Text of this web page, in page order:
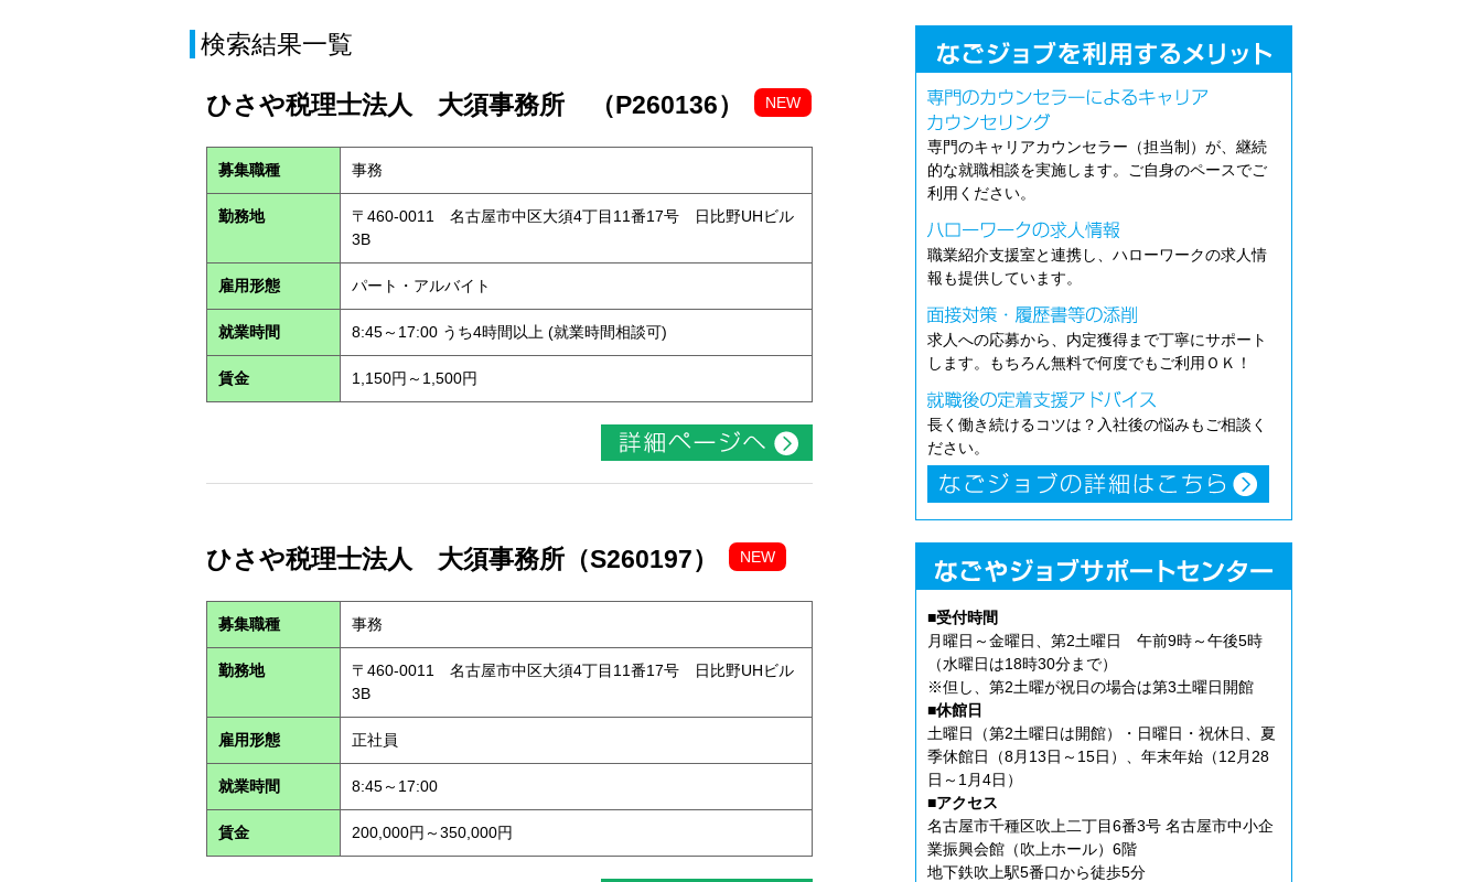
検索結果一覧
ひさや税理士法人 大須事務所 （P260136） NEW
募集職種 事務
勤務地
〒460-0011 名古屋市中区大須4丁目11番17号 日比野UHビル
3B
雇用形態 パート・アルバイト
就業時間 8:45～17:00 うち4時間以上 (就業時間相談可)
賃金 1,150円～1,500円
ひさや税理士法人 大須事務所（S260197） NEW
募集職種 事務
勤務地
〒460-0011 名古屋市中区大須4丁目11番17号 日比野UHビル
3B
雇用形態 正社員
就業時間 8:45～17:00
賃金 200,000円～350,000円
専門のキャリアカウンセラー（担当制）が、継続
的な就職相談を実施します。ご自身のペースでご
利用ください。
職業紹介支援室と連携し、ハローワークの求人情
報も提供しています。
求人への応募から、内定獲得まで丁寧にサポート
します。もちろん無料で何度でもご利用ＯＫ！
長く働き続けるコツは？入社後の悩みもご相談く
ださい。
■受付時間
月曜日～金曜日、第2土曜日 午前9時～午後5時
（水曜日は18時30分まで）
※但し、第2土曜が祝日の場合は第3土曜日開館
■休館日
土曜日（第2土曜日は開館）・日曜日・祝休日、夏
季休館日（8月13日～15日）、年末年始（12月28
日～1月4日）
■アクセス
名古屋市千種区吹上二丁目6番3号 名古屋市中小企
業振興会館（吹上ホール）6階
地下鉄吹上駅5番口から徒歩5分